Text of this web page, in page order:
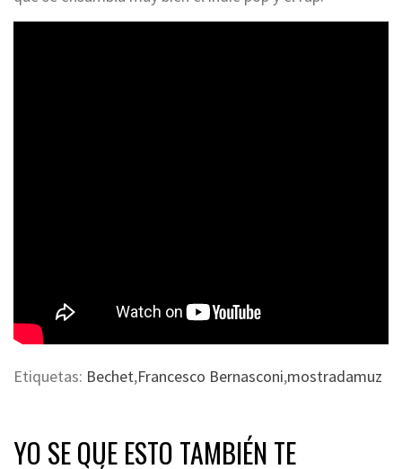
Etiquetas: Bechet,Francesco Bernasconi,mostradamuz
YO SE QUE ESTO TAMBIÉN TE